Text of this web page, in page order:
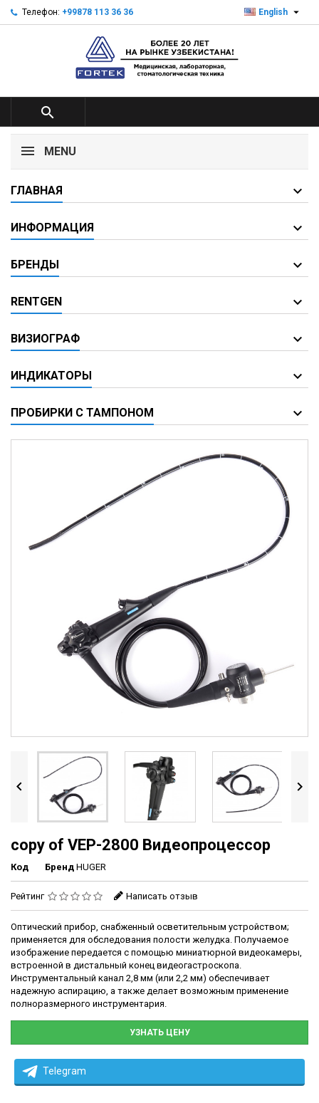
Телефон: +99878 113 36 36 English 

MENU
ГЛАВНАЯ
ИНФОРМАЦИЯ
БРЕНДЫ
RENTGEN
ВИЗИОГРАФ
ИНДИКАТОРЫ
ПРОБИРКИ С ТАМПОНОМ
 
copy of VEP-2800 Видеопроцессор
Код Бренд HUGER
Рейтинг Написать отзыв
Оптический прибор, снабженный осветительным устройством;
применяется для обследования полости желудка. Получаемое
изображение передается с помощью миниатюрной видеокамеры,
встроенной в дистальный конец видеогастроскопа.
Инструментальный канал 2,8 мм (или 2,2 мм) обеспечивает
надежную аспирацию, а также делает возможным применение
полноразмерного инструментария.
УЗНАТЬ ЦЕНУ
Telegram